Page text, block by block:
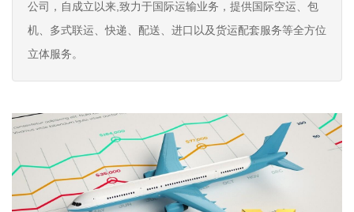
公司，自成立以来,致力于国际运输业务，提供国际空运、包
机、多式联运、快递、配送、进口以及货运配套服务等全方位
立体服务。